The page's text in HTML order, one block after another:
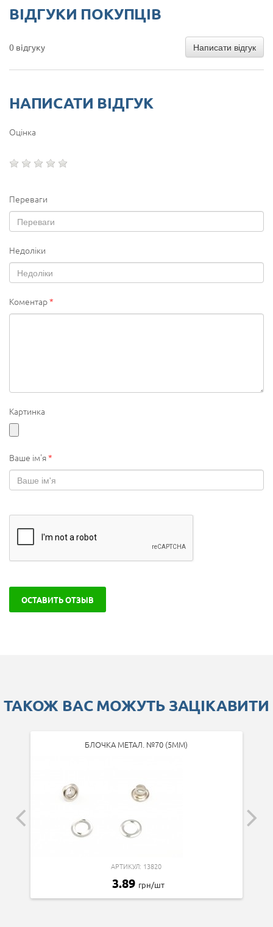
ВІДГУКИ ПОКУПЦІВ
0 відгуку Написати відгук
НАПИСАТИ ВІДГУК
Оцінка
Переваги
Недоліки
Коментар*
Картинка
Ваше ім'я*
ОСТАВИТЬ ОТЗЫВ
ТАКОЖ ВАС МОЖУТЬ ЗАЦІКАВИТИ
БЛОЧКА МЕТАЛ. №70 (5ММ)
АРТИКУЛ: 13820
3.89 грн/шт